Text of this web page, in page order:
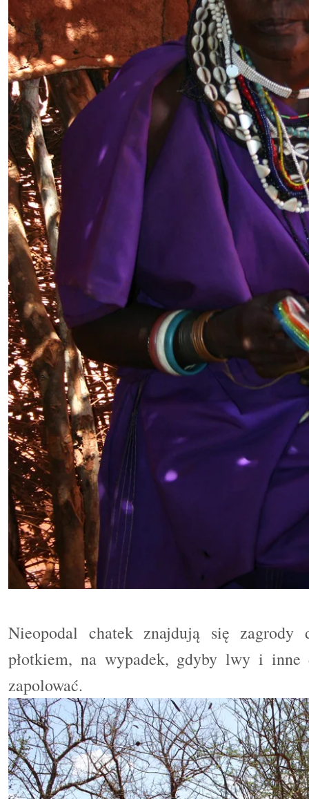
Nieopodal chatek znajdują się
płotkiem, na wypadek, gdyby lwy i inne
zapolować.